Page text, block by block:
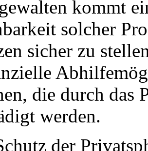
kommt
solcher
sicher zu
die durch das
werden.
der